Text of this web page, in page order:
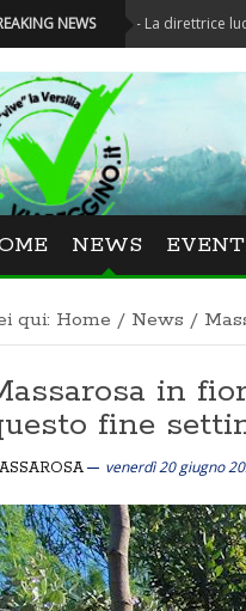
NEWS
- La direttrice lucchese
NEWS
qui: Home / News /
in
fine
venerdì 20 giugno